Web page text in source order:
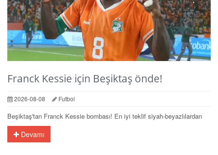
Franck Kessie için Beşiktaş önde!
2026-08-08 Futbol
Beşiktaş'tan Franck Kessie bombası! En iyi teklif siyah-beyazlılardan
Devamı